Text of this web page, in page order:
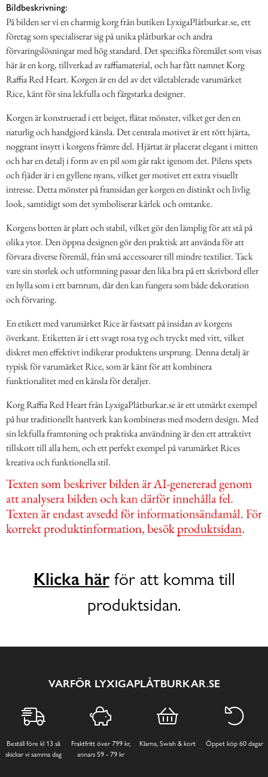
Bildbeskrivning:
På bilden ser vi en charmig korg från butiken LyxigaPlåtburkar.se, ett
företag som specialiserar sig på unika plåtburkar och andra
förvaringslösningar med hög standard. Det specifika föremålet som visas
här är en korg, tillverkad av raffiamaterial, och har fått namnet Korg
Raffia Red Heart. Korgen är en del av det väletablerade varumärket
Rice, känt för sina lekfulla och färgstarka designer.
Korgen är konstruerad i ett beiget, flätat mönster, vilket ger den en
naturlig och handgjord känsla. Det centrala motivet är ett rött hjärta,
noggrant insytt i korgens främre del. Hjärtat är placerat elegant i mitten
och har en detalj i form av en pil som går rakt igenom det. Pilens spets
och fjäder är i en gyllene nyans, vilket ger motivet ett extra visuellt
intresse. Detta mönster på framsidan ger korgen en distinkt och livlig
look, samtidigt som det symboliserar kärlek och omtanke.
Korgens botten är platt och stabil, vilket gör den lämplig för att stå på
olika ytor. Den öppna designen gör den praktisk att använda för att
förvara diverse föremål, från små accessoarer till mindre textilier. Tack
vare sin storlek och utformning passar den lika bra på ett skrivbord eller
en hylla som i ett barnrum, där den kan fungera som både dekoration
och förvaring.
En etikett med varumärket Rice är fastsatt på insidan av korgens
överkant. Etiketten är i ett svagt rosa tyg och tryckt med vitt, vilket
diskret men effektivt indikerar produktens ursprung. Denna detalj är
typisk för varumärket Rice, som är känt för att kombinera
funktionalitet med en känsla för detaljer.
Korg Raffia Red Heart från LyxigaPlåtburkar.se är ett utmärkt exempel
på hur traditionellt hantverk kan kombineras med modern design. Med
sin lekfulla framtoning och praktiska användning är den ett attraktivt
tillskott till alla hem, och ett perfekt exempel på varumärket Rices
kreativa och funktionella stil.
Klicka härför att komma till
produktsidan.
VARFÖR LYXIGAPLÅTBURKAR.SE
Beställ före kl 13 så
skickar vi samma dag
Fraktfritt över 799 kr,
annars 59 - 79 kr
Klarna, Swish & kort Öppet köp 60 dagar